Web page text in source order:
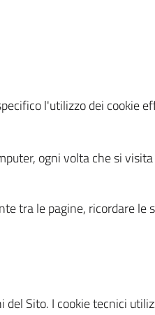
l'utilizzo dei cookie
ogni volta che si
tra le pagine, ricordare le
Sito. I cookie tecnici